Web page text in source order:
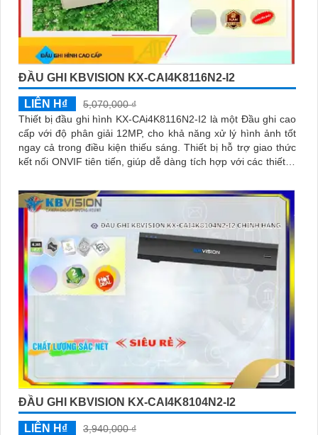
ĐẦU GHI KBVISION KX-CAI4K8116N2-I2
LIÊN H₫
5,070,000 ₫
Thiết bị đầu ghi hình KX-CAi4K8116N2-I2 là một Đầu ghi cao
cấp với độ phân giải 12MP, cho khả năng xử lý hình ảnh tốt
ngay cả trong điều kiện thiếu sáng. Thiết bị hỗ trợ giao thức
kết nối ONVIF tiên tiến, giúp dễ dàng tích hợp với các thiết bị
ĐẦU GHI KBVISION KX-CAI4K8104N2-I2
LIÊN H₫
3,940,000 ₫